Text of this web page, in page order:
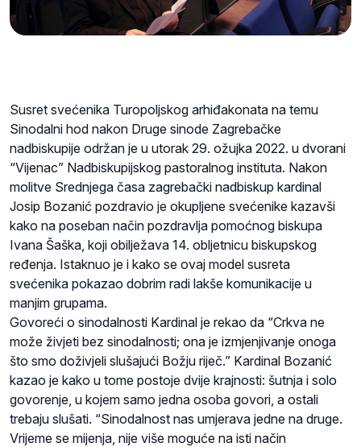
Susret svećenika Turopoljskog arhiđakonata na temu
Sinodalni hod nakon Druge sinode Zagrebačke
nadbiskupije održan je u utorak 29. ožujka 2022. u dvorani
“Vijenac” Nadbiskupijskog pastoralnog instituta. Nakon
molitve Srednjega časa zagrebački nadbiskup kardinal
Josip Bozanić pozdravio je okupljene svećenike kazavši
kako na poseban način pozdravlja pomoćnog biskupa
Ivana Šaška, koji obilježava 14. obljetnicu biskupskog
ređenja. Istaknuo je i kako se ovaj model susreta
svećenika pokazao dobrim radi lakše komunikacije u
manjim grupama.
Govoreći o sinodalnosti Kardinal je rekao da “Crkva ne
može živjeti bez sinodalnosti; ona je izmjenjivanje onoga
što smo doživjeli slušajući Božju riječ.” Kardinal Bozanić
kazao je kako u tome postoje dvije krajnosti: šutnja i solo
govorenje, u kojem samo jedna osoba govori, a ostali
trebaju slušati. “Sinodalnost nas umjerava jedne na druge.
Vrijeme se mijenja, nije više moguće na isti način